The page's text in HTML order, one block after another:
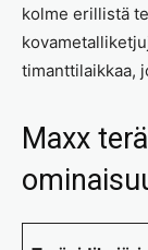
kolme erillistä
timanttilaikkaa,
Maxx